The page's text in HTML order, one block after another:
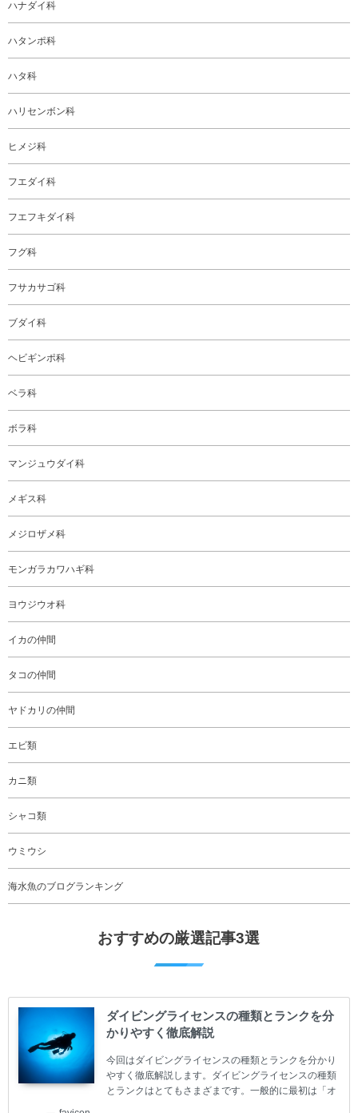
ハナダイ科
ハタンポ科
ハタ科
ハリセンボン科
ヒメジ科
フエダイ科
フエフキダイ科
フグ科
フサカサゴ科
ブダイ科
ヘビギンポ科
ベラ科
ボラ科
マンジュウダイ科
メギス科
メジロザメ科
モンガラカワハギ科
ヨウジウオ科
イカの仲間
タコの仲間
ヤドカリの仲間
エビ類
カニ類
シャコ類
ウミウシ
海水魚のブログランキング
おすすめの厳選記事3選
ダイビングライセンスの種類とランクを分
かりやすく徹底解説
今回はダイビングライセンスの種類とランクを分かり
やすく徹底解説します。ダイビングライセンスの種類
とランクはとてもさまざまです。一般的に最初は「オ